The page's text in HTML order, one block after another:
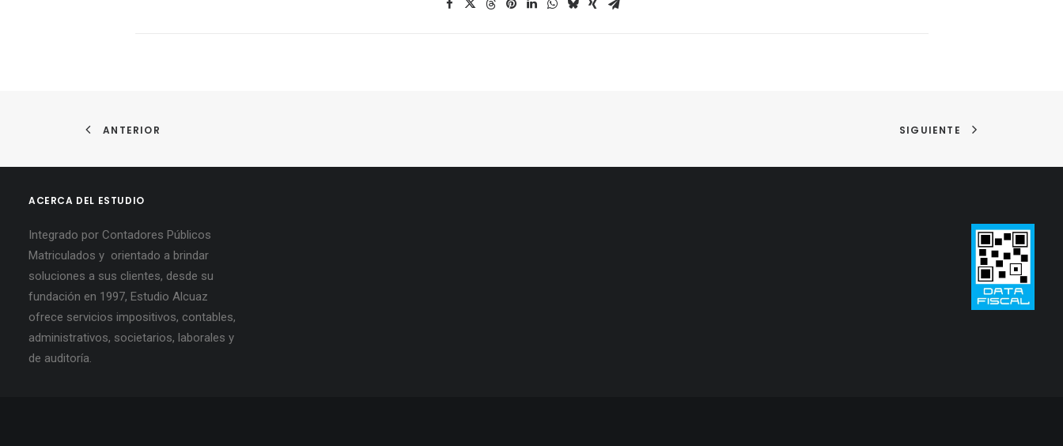
ANTERIOR SIGUIENTE
ACERCA DEL ESTUDIO
Integrado por Contadores Públicos
Matriculados y orientado a brindar
soluciones a sus clientes, desde su
fundación en 1997, Estudio Alcuaz
ofrece servicios impositivos, contables,
administrativos, societarios, laborales y
de auditoría.